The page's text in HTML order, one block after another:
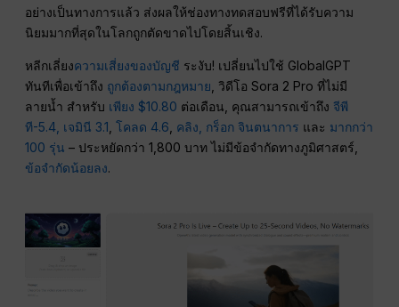
อย่างเป็นทางการแล้ว ส่งผลให้ช่องทางทดสอบฟรีที่ได้รับความ
นิยมมากที่สุดในโลกถูกตัดขาดไปโดยสิ้นเชิง.
หลีกเลี่ยงความเสี่ยงของบัญชี ระงับ! เปลี่ยนไปใช้ GlobalGPT
ทันทีเพื่อเข้าถึง ถูกต้องตามกฎหมาย , วิดีโอ Sora 2 Pro ที่ไม่มี
ลายน้ำ สำหรับ เพียง $10.80 ต่อเดือน, คุณสามารถเข้าถึง จีพี
ที-5.4, เจมินี 3.1 โคลด 4.6 คลิง, กร็อก จินตนาการ และ มากกว่า
100 รุ่น – ประหยัดกว่า 1,800 บาท ไม่มีข้อจำกัดทางภูมิศาสตร์,
ข้อจำกัดน้อยลง.